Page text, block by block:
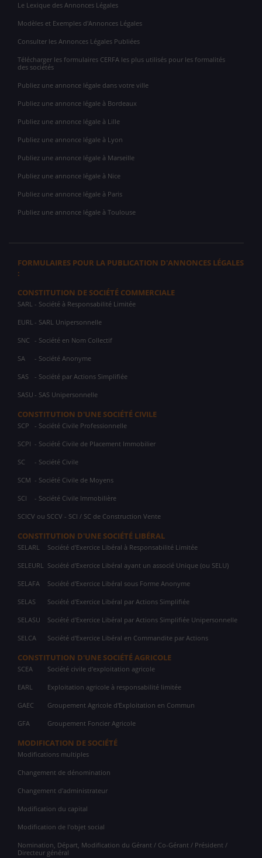
Le Lexique des Annonces Légales
Modèles et Exemples d'Annonces Légales
Consulter les Annonces Légales Publiées
Télécharger les formulaires CERFA les plus utilisés pour les formalités
des sociétés
Publiez une annonce légale dans votre ville
Publiez une annonce légale à Bordeaux
Publiez une annonce légale à Lille
Publiez une annonce légale à Lyon
Publiez une annonce légale à Marseille
Publiez une annonce légale à Nice
Publiez une annonce légale à Paris
Publiez une annonce légale à Toulouse
FORMULAIRES POUR LA PUBLICATION D'ANNONCES LÉGALES
:
CONSTITUTION DE SOCIÉTÉ COMMERCIALE
SARL - Société à Responsabilité Limitée
EURL - SARL Unipersonnelle
SNC - Société en Nom Collectif
SA - Société Anonyme
SAS - Société par Actions Simplifiée
SASU - SAS Unipersonnelle
CONSTITUTION D'UNE SOCIÉTÉ CIVILE
SCP - Société Civile Professionnelle
SCPI - Société Civile de Placement Immobilier
SC - Société Civile
SCM - Société Civile de Moyens
SCI - Société Civile Immobilière
SCICV ou SCCV - SCI / SC de Construction Vente
CONSTITUTION D'UNE SOCIÉTÉ LIBÉRAL
SELARL Société d'Exercice Libéral à Responsabilité Limitée
SELEURL Société d'Exercice Libéral ayant un associé Unique (ou SELU)
SELAFA Société d'Exercice Libéral sous Forme Anonyme
SELAS Société d'Exercice Libéral par Actions Simplifiée
SELASU Société d'Exercice Libéral par Actions Simplifiée Unipersonnelle
SELCA Société d'Exercice Libéral en Commandite par Actions
CONSTITUTION D'UNE SOCIÉTÉ AGRICOLE
SCEA Société civile d'exploitation agricole
EARL Exploitation agricole à responsabilité limitée
GAEC Groupement Agricole d'Exploitation en Commun
GFA Groupement Foncier Agricole
MODIFICATION DE SOCIÉTÉ
Modifications multiples
Changement de dénomination
Changement d'administrateur
Modification du capital
Modification de l'objet social
Nomination, Départ, Modification du Gérant / Co-Gérant / Président /
Directeur général